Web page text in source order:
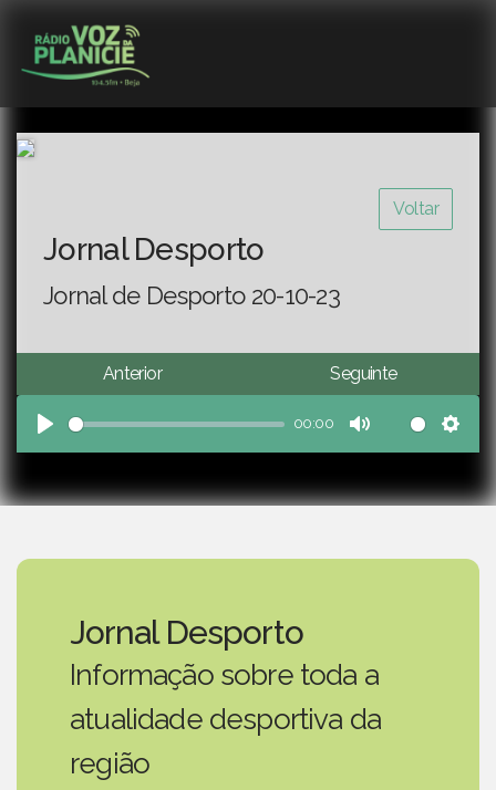
Voltar
Jornal Desporto
Jornal de Desporto 20-10-23
Anterior Seguinte
Play
00:00
Mute
Jornal Desporto
Informação sobre toda a
atualidade desportiva da
região